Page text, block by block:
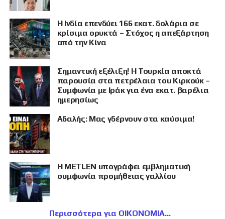
Η Ινδία επενδύει 166 εκατ. δολάρια σε
κρίσιμα ορυκτά – Στόχος η απεξάρτηση
από την Κίνα
Σημαντική εξέλιξη! Η Τουρκία αποκτά
παρουσία στα πετρέλαια του Κιρκούκ –
Συμφωνία με Ιράκ για ένα εκατ. βαρέλια
ημερησίως
Αδαλής: Μας γδέρνουν στα καύσιμα!
Η METLEN υπογράφει εμβληματική
συμφωνία προμήθειας γαλλίου
Περισσότερα για ΟΙΚΟΝΟΜΙΑ